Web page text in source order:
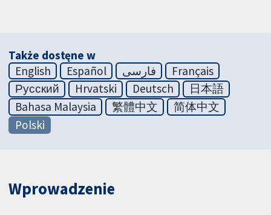
Także dostęne w
English
Español فارسی
Français
Русский
Hrvatski Deutsch
日本語
Bahasa Malaysia
繁體中文
简体中文
Polski
Wprowadzenie